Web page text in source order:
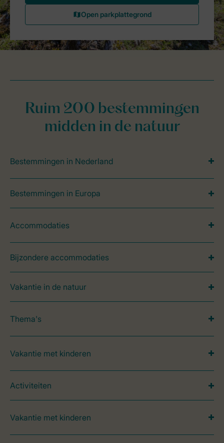
Ruim 200 bestemmingen
midden in de natuur
Bestemmingen in Nederland
Bestemmingen in Europa
Accommodaties
Bijzondere accommodaties
Vakantie in de natuur
Thema's
Vakantie met kinderen
Activiteiten
Vakantie met kinderen